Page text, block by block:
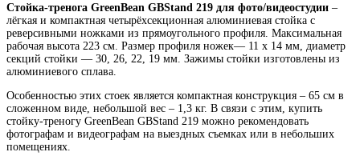
Стойка-тренога GreenBean GBStand 219 для фото/видеостудии –
лёгкая и компактная четырёхсекционная алюминиевая стойка с
реверсивными ножками из прямоугольного профиля. Максимальная
рабочая высота 223 см. Размер профиля ножек— 11 х 14 мм, диаметр
секций стойки — 30, 26, 22, 19 мм. Зажимы стойки изготовлены из
алюминиевого сплава.
Особенностью этих стоек является компактная конструкция – 65 см в
сложенном виде, небольшой вес – 1,3 кг. В связи с этим, купить
стойку-треногу GreenBean GBStand 219 можно рекомендовать
фотографам и видеографам на выездных съемках или в небольших
помещениях.